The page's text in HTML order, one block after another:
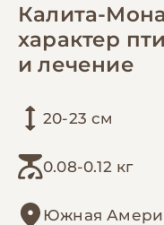
Калита-
характер
и лечение
20-23 см
0.08-0.12 кг
Южная